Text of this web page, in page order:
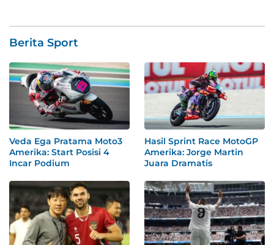
Berita Sport
Veda Ega Pratama Moto3
Amerika: Start Posisi 4
Incar Podium
Hasil Sprint Race MotoGP
Amerika: Jorge Martin
Juara Dramatis